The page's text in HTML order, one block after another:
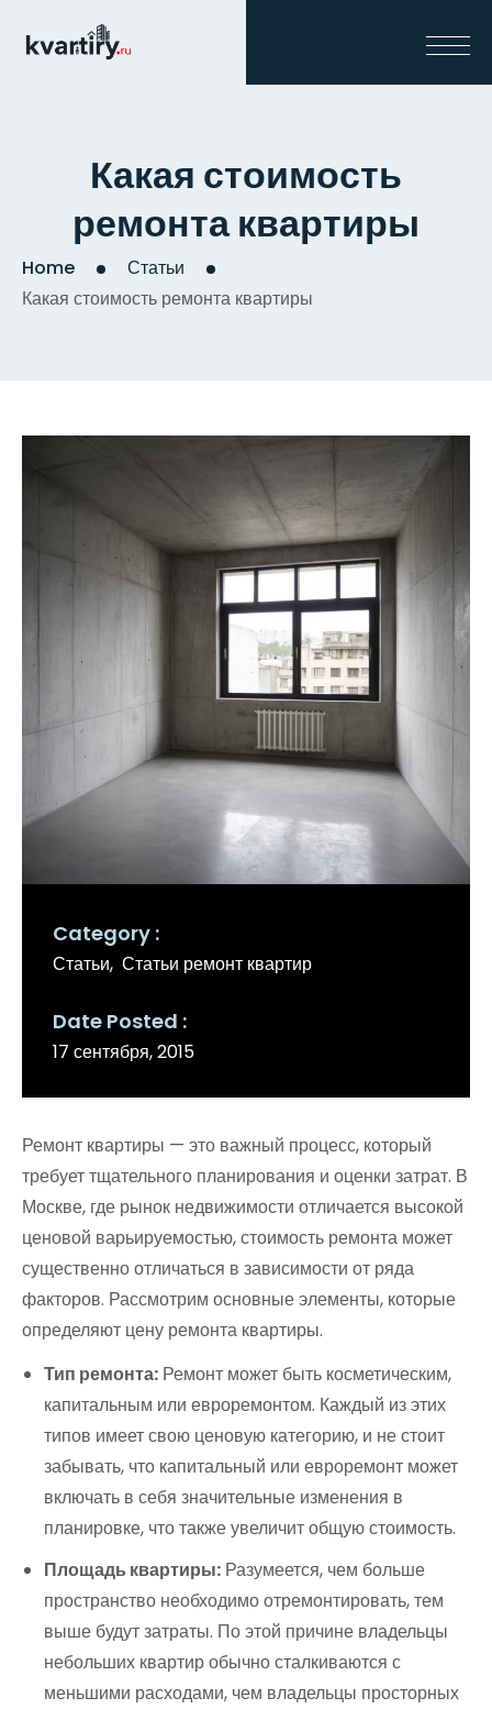
Какая стоимость
ремонта квартиры
Home
Статьи
Какая стоимость ремонта квартиры
Category
Статьи Статьи ремонт квартир
Date Posted
17 сентября, 2015
Ремонт квартиры — это важный процесс, который
требует тщательного планирования и оценки затрат. В
Москве, где рынок недвижимости отличается высокой
ценовой варьируемостью, стоимость ремонта может
существенно отличаться в зависимости от ряда
факторов. Рассмотрим основные элементы, которые
определяют цену ремонта квартиры.
Тип ремонта: Ремонт может быть косметическим,
капитальным или евроремонтом. Каждый из этих
типов имеет свою ценовую категорию, и не стоит
забывать, что капитальный или евроремонт может
включать в себя значительные изменения в
планировке, что также увеличит общую стоимость.
Площадь квартиры: Разумеется, чем больше
пространство необходимо отремонтировать, тем
выше будут затраты. По этой причине владельцы
небольших квартир обычно сталкиваются с
меньшими расходами, чем владельцы просторных